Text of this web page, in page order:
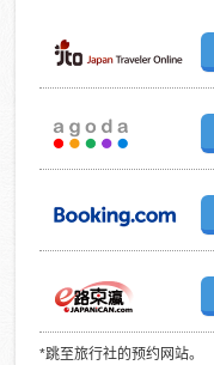
*跳至旅行社的预约网站。